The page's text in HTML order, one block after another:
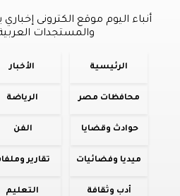
أنباء اليوم موقع الكترونى
والمستجدات
الرئيسية الأخبار
محافظات مصر الرياضة
حوادث وقضايا الفن
ميديا وفضائيات تقارير
أدب وثقافة التعليم